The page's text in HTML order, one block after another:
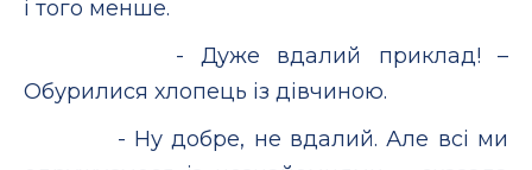
і того менше.
- Дуже вдалий приклад! –
Обурилися хлопець із дівчиною.
- Ну добре, не вдалий. Але всі ми